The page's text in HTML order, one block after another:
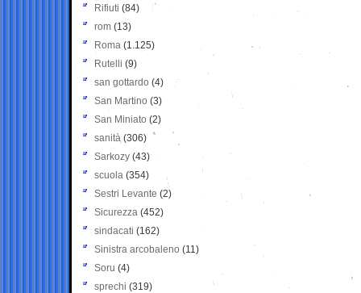
Rifiuti (84)
rom (13)
Roma (1.125)
Rutelli (9)
san gottardo (4)
San Martino (3)
San Miniato (2)
sanità (306)
Sarkozy (43)
scuola (354)
Sestri Levante (2)
Sicurezza (452)
sindacati (162)
Sinistra arcobaleno (11)
Soru (4)
sprechi (319)